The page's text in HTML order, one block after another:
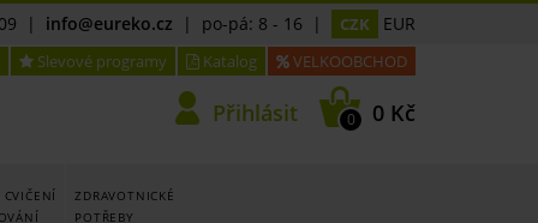
| info@eureko.cz | po-pá: 8 - 16 | CZK EUR
Slevové programy Katalog VELKOOBCHOD
Přihlásit 0 0 Kč
ZDRAVOTNICKÉ
POTŘEBY